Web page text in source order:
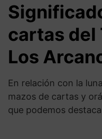
cartas del
Los
En relación con la
mazos de cartas y
que podemos